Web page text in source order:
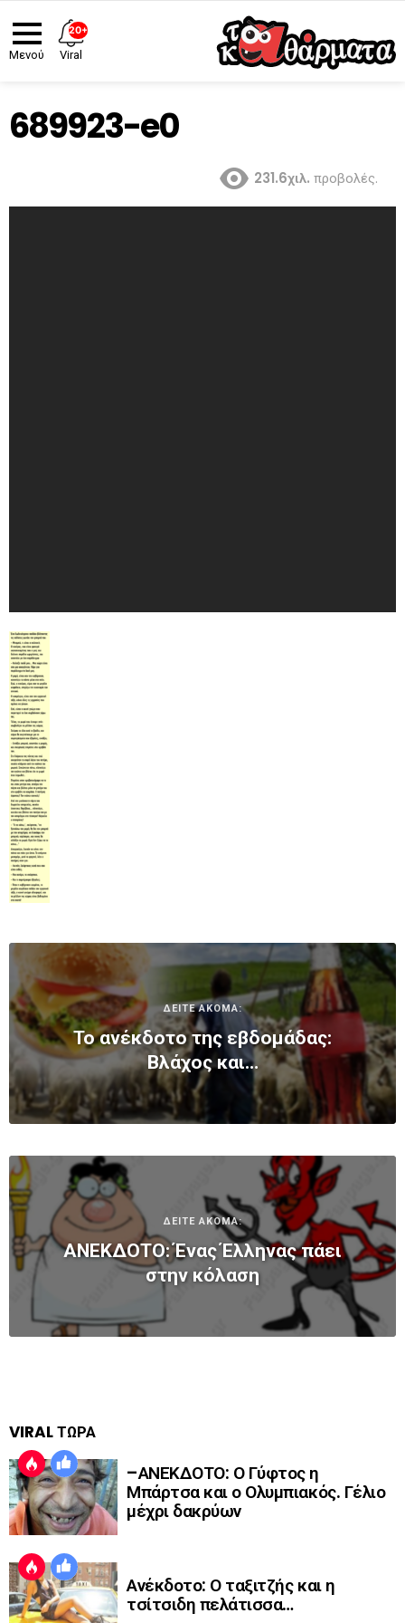
Μενού
689923-e0
231.6χιλ. προβολές.
ΔΕΙΤΕ ΑΚΟΜΑ:
Το ανέκδοτο της εβδομάδας:
Βλάχος και…
ΔΕΙΤΕ ΑΚΟΜΑ:
ΑΝΕΚΔΟΤΟ: Ένας Έλληνας πάει
στην κόλαση
VIRAL ΤΩΡΑ
–ΑΝΕΚΔΟΤΟ: Ο Γύφτος η
Μπάρτσα και ο Ολυμπιακός. Γέλιο
μέχρι δακρύων
Ανέκδοτο: Ο ταξιτζής και η
τσίτσιδη πελάτισσα…
20+
Viral